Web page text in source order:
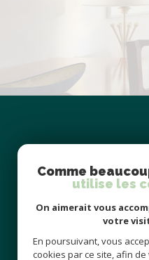
espace
Comme
utilise les
On aimerait vous
votre
En poursuivant, vous
cookies par ce site, afin